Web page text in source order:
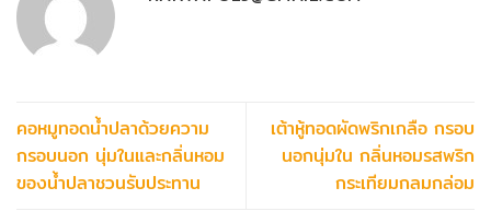
คอหมูทอดน้ำปลาด้วยความ
กรอบนอก นุ่มในและกลิ่นหอม
ของน้ำปลาชวนรับประทาน
เต้าหู้ทอดผัดพริกเกลือ กรอบ
นอกนุ่มใน กลิ่นหอมรสพริก
กระเทียมกลมกล่อม